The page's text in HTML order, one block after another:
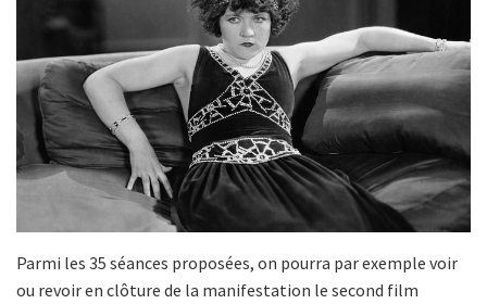
Parmi les 35 séances proposées, on pourra par exemple voir
ou revoir en clôture de la manifestation le second film